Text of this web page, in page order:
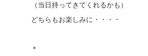
（当日持ってきてくれるかも）
どちらもお楽しみに・・・・
＊